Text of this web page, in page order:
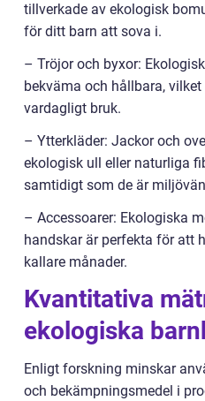
tillverkade av ekologisk
för ditt barn att sova i.
– Tröjor och byxor:
bekväma och hållbara,
vardagligt bruk.
– Ytterkläder: Jackor och
ekologisk ull eller naturliga
samtidigt som de är
– Accessoarer: Ekologiska
handskar är perfekta för att
kallare månader.
Kvantitativa
ekologiska
Enligt forskning minskar
och bekämpningsmedel i